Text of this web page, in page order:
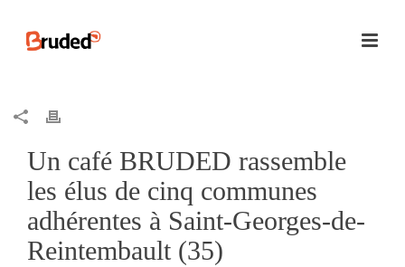
Un café BRUDED rassemble
les élus de cinq communes
adhérentes à Saint-Georges-de-
Reintembault (35)